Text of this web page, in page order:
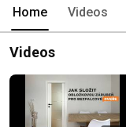
Home Videos
Videos